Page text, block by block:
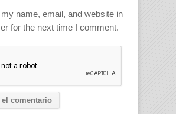
name, email, and website in
for the next time I comment.